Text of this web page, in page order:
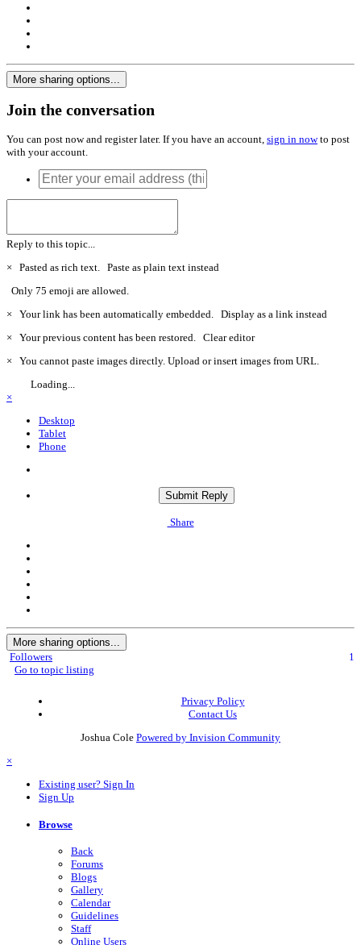
More sharing options...
Join the conversation
You can post now and register later. If you have an account, sign in nowto post
with your account.
Reply to this topic...
× Pasted as rich text. Paste as plain text instead
Only 75 emoji are allowed.
× Your link has been automatically embedded. Display as a link instead
× Your previous content has been restored. Clear editor
× You cannot paste images directly. Upload or insert images from URL.
Loading...
×
Desktop
Tablet
Phone
Submit Reply
Share
More sharing options...
Followers
1
Go to topic listing
Privacy Policy
Contact Us
Joshua Cole Powered by Invision Community
×
Existing user? Sign In
Sign Up
Browse
Back
Forums
Blogs
Gallery
Calendar
Guidelines
Staff
Online Users